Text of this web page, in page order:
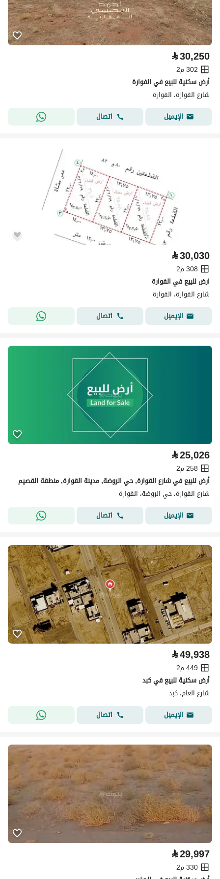
⃁30,250
302 م2
أرض سكنية للبيع في الفوارة
شارع الفوازة، الفوارة
الإيميل
اتصال
⃁30,030
308 م2
ارض للبيع في الفوارة
شارع الفوارة، الفوارة
الإيميل
اتصال
⃁25,026
258 م2
أرض للبيع في شارع القوارة, حي الروضة, مدينة القوارة, منطقة القصيم
شارع القوارة، حي الروضة، القوارة
الإيميل
اتصال
⃁49,938
449 م2
أرض سكنية للبيع في كبد
شارع العام، كبد
الإيميل
اتصال
⃁29,997
330 م2